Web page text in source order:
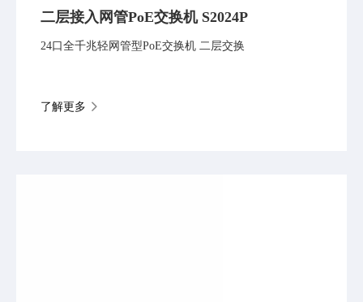
二层接入网管PoE交换机 S2024P
24口全千兆轻网管型PoE交换机 二层交换
了解更多